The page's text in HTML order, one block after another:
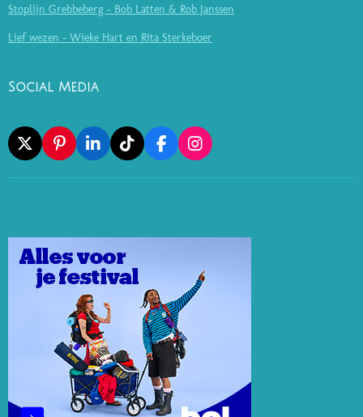
Stoplijn Grebbeberg - Bob Latten & Rob Janssen
Lief wezen - Wieke Hart en Rita Sterkeboer
Social Media
X
P
I
N
E
S
T
L
I
N
I
N
T
I
K
F
A
C
O
I
N
S
R
M